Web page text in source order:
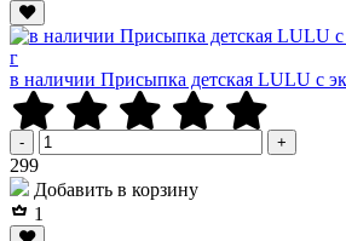
в наличии Присыпка детская LULU с
- +
299Р
Добавить в корзину
1